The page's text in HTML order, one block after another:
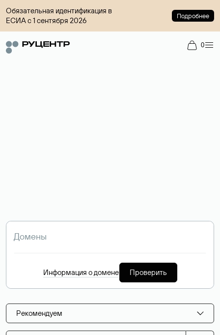
Обязательная идентификация в
ЕСИА с 1 сентября 2026
Подробнее
0
Информация о домене Проверить
Рекомендуем